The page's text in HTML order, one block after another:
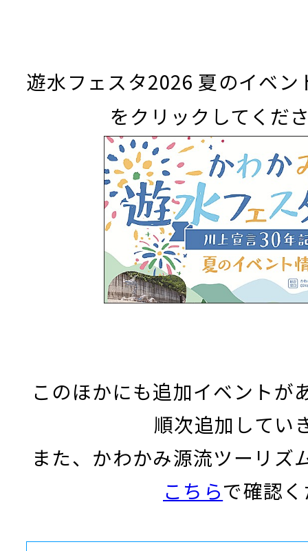
遊水フェスタ2026 夏のイベ
をクリックしてくだ
このほかにも追加イベントが
順次追加してい
また、かわかみ源流ツーリズ
こちらで確認